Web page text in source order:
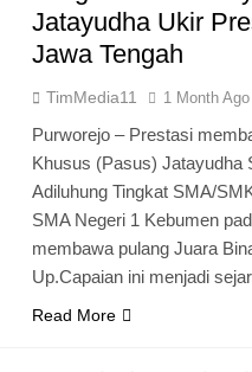
Jatayudha Ukir
Jawa Tengah
TimMedia11 1 Month Ago
Purworejo – Prestasi
Khusus (Pasus) Jatayudha
Adiluhung Tingkat SMA/
SMA Negeri 1 Kebumen
membawa pulang Juara
Up.Capaian ini menjadi
Read More